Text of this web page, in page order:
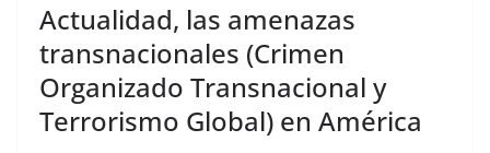
Actualidad, las amenazas
transnacionales (Crimen
Organizado Transnacional y
Terrorismo Global) en América